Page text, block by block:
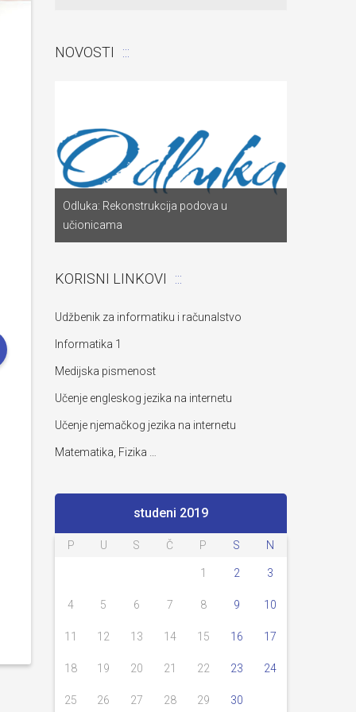
NOVOSTI
Odluka: Rekonstrukcija podova u
učionicama
KORISNI LINKOVI
Udžbenik za informatiku i računalstvo
Informatika 1
Medijska pismenost
Učenje engleskog jezika na internetu
Učenje njemačkog jezika na internetu
Matematika, Fizika …
studeni 2019
P U S Č P S N
1 2 3
4 5 6 7 8 9 10
11 12 13 14 15 16 17
18 19 20 21 22 23 24
25 26 27 28 29 30